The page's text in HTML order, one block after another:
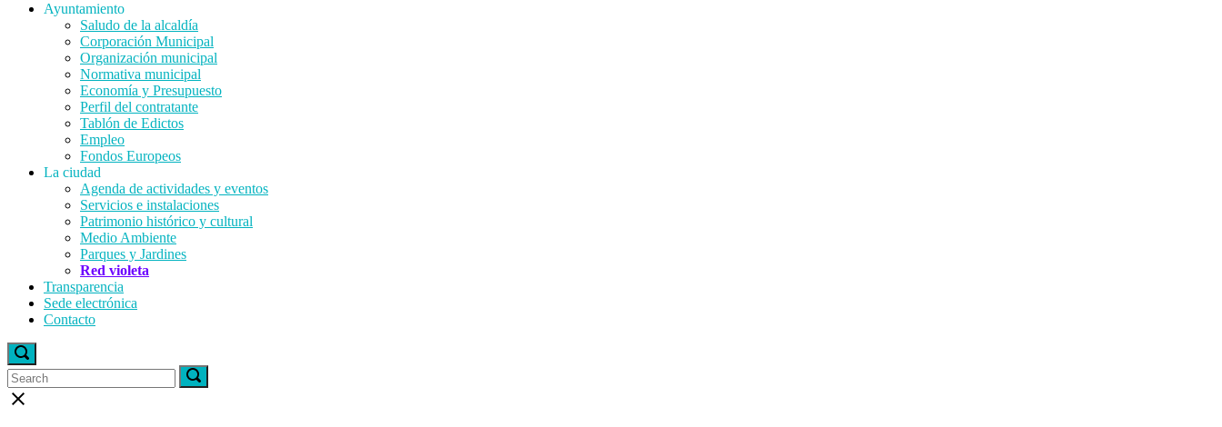
Ayuntamiento
Saludo de la alcaldía
Corporación Municipal
Organización municipal
Normativa municipal
Economía y Presupuesto
Perfil del contratante
Tablón de Edictos
Empleo
Fondos Europeos
La ciudad
Agenda de actividades y eventos
Servicios e instalaciones
Patrimonio histórico y cultural
Medio Ambiente
Parques y Jardines
Red violeta
Transparencia
Sede electrónica
Contacto
Open
search
bar
Search
for:
Search
for:
Search
Close